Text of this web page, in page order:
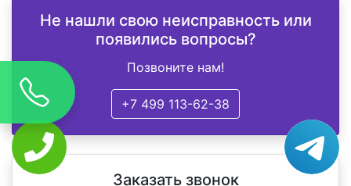
Не нашли свою неисправность или
появились вопросы?
Позвоните нам!
+7 499 113-62-38
Заказать звонок